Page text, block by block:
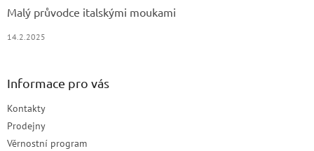
Malý průvodce italskými moukami
14.2.2025
Informace pro vás
Kontakty
Prodejny
Věrnostní program